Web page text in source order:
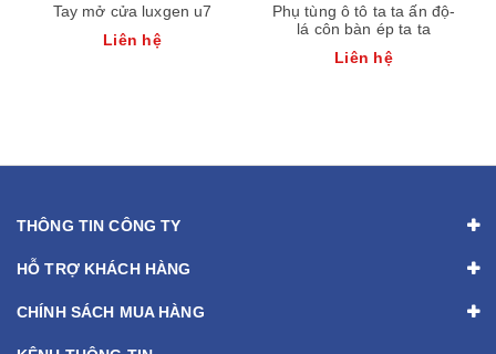
Tay mở cửa luxgen u7
Liên hệ
Phụ tùng ô tô ta ta ấn độ-
lá côn bàn ép ta ta
Liên hệ
THÔNG TIN CÔNG TY
HỖ TRỢ KHÁCH HÀNG
CHÍNH SÁCH MUA HÀNG